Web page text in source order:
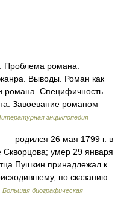
романа.
Выводы. Роман как
романа. Специфичность
Завоевание романом
энциклопедия
родился 26 мая 1799 г. в
умер 29 января
Пушкин принадлежал к
по сказанию
Большая биографическая